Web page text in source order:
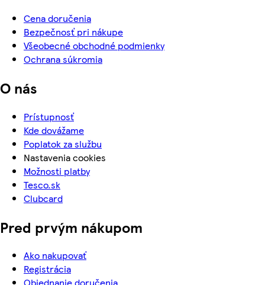
Cena doručenia
Bezpečnosť pri nákupe
Všeobecné obchodné podmienky
Ochrana súkromia
O nás
Prístupnosť
Kde dovážame
Poplatok za službu
Nastavenia cookies
Možnosti platby
Tesco.sk
Clubcard
Pred prvým nákupom
Ako nakupovať
Registrácia